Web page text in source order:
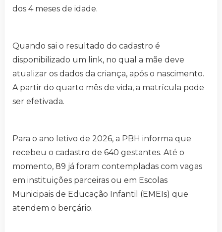
dos 4 meses de idade.
Quando sai o resultado do cadastro é
disponibilizado um link, no qual a mãe deve
atualizar os dados da criança, após o nascimento.
A partir do quarto mês de vida, a matrícula pode
ser efetivada.
Para o ano letivo de 2026, a PBH informa que
recebeu o cadastro de 640 gestantes. Até o
momento, 89 já foram contempladas com vagas
em instituições parceiras ou em Escolas
Municipais de Educação Infantil (EMEIs) que
atendem o berçário.